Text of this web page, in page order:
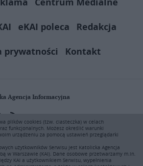
eKAI poleca
Redakcja
prywatności
Kontakt
Agencja Informacyjna
do serwisu. Użytkownicy mogą pobierać
serwisu internetowego www.ekai.pl
Publikacja, rozpowszechnianie
lub jej sprzedaż (także framing i in.
plików cookies (tzw. ciasteczka) w celach
funkcjonalnych. Możesz określić warunki
urządzeniu za pomocą ustawień przeglądarki
użytkowników Serwisu jest Katolicka Agencja
w Warszawie (KAI). Dane osobowe przetwarzamy m.in.
KAI a użytkownikiem Serwisu, wypełnienia